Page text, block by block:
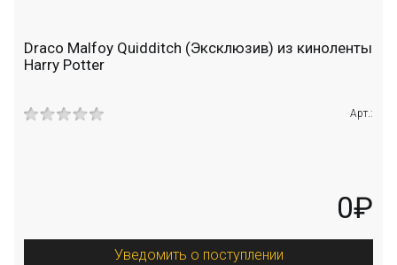
Draco Malfoy Quidditch (Эксклюзив) из киноленты
Harry Potter
Арт.:
0₽
Уведомить о поступлении